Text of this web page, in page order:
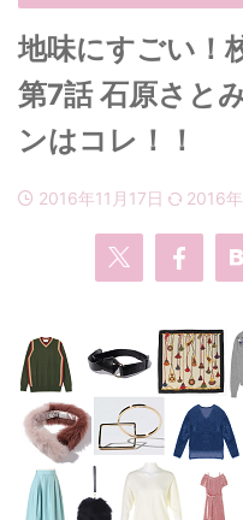
・多部未華子
・広瀬すず
・あのクズ
無能の鷹
地味にすごい！
第7話 石原さと
ンはコレ！！
2016年11月17日 2016